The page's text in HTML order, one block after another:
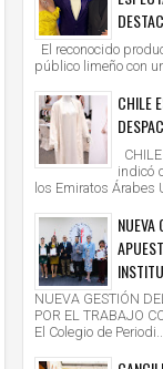
El reconocido
público limeño con
CHILE
indicó
los Emiratos Árabes
NUEVA
NUEVA GESTIÓN
POR EL TRABAJO
El Colegio de